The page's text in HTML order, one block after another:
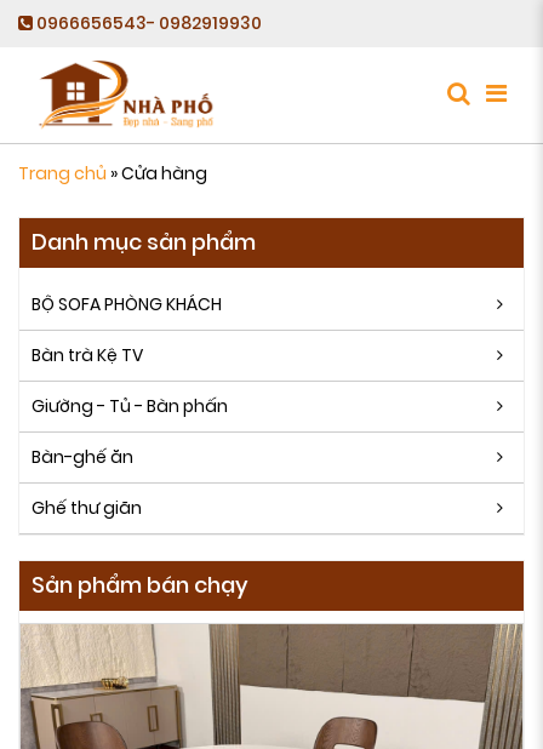
0966656543- 0982919930
Trang chủ »Cửa hàng
Danh mục sản phẩm
BỘ SOFA PHÒNG KHÁCH
Bàn trà Kệ TV
Giường - Tủ - Bàn phấn
Bàn-ghế ăn
Ghế thư giãn
Sản phẩm bán chạy